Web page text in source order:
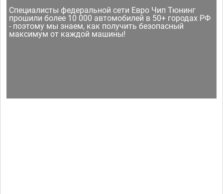
Специалисты федеральной сети Евро Чип Тюнинг
прошили более 10 000 автомобилей в 50+ городах РФ
- поэтому мы знаем, как получить безопасный
максимум от каждой машины!